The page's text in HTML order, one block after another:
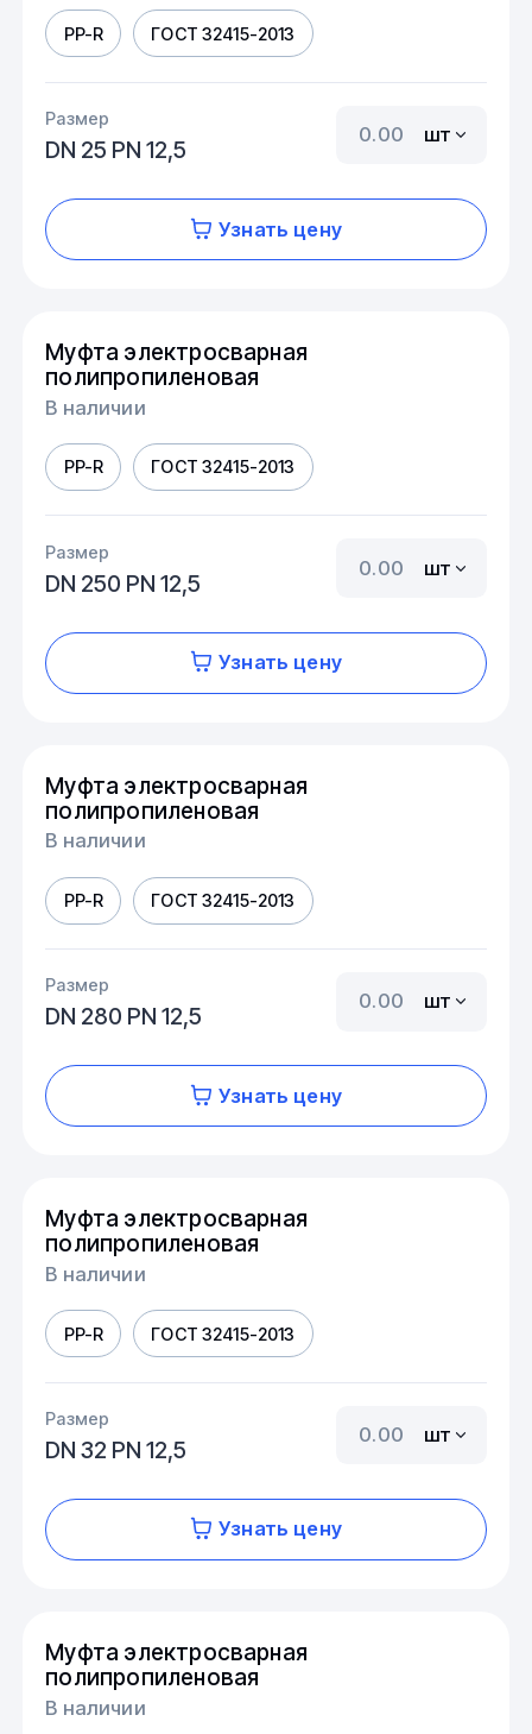
PP-R ГОСТ 32415-2013
Размер
DN 25 PN 12,5
шт
Узнать цену
Муфта электросварная
полипропиленовая
В наличии
PP-R ГОСТ 32415-2013
Размер
DN 250 PN 12,5
шт
Узнать цену
Муфта электросварная
полипропиленовая
В наличии
PP-R ГОСТ 32415-2013
Размер
DN 280 PN 12,5
шт
Узнать цену
Муфта электросварная
полипропиленовая
В наличии
PP-R ГОСТ 32415-2013
Размер
DN 32 PN 12,5
шт
Узнать цену
Муфта электросварная
полипропиленовая
В наличии